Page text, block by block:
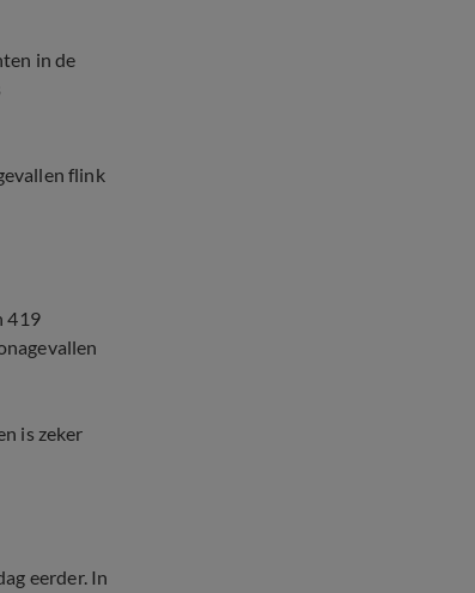
in de
flink
419
is zeker
eerder. In